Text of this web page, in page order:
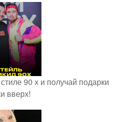
90 х и получай подарки
вверх!